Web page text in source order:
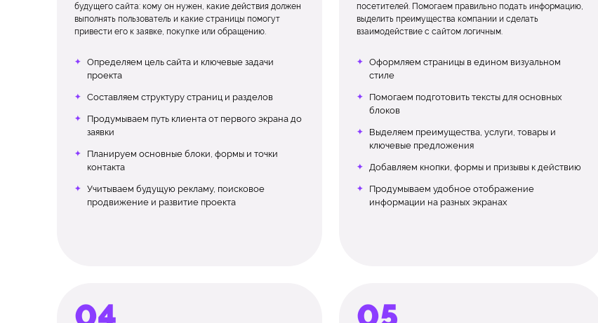
будущего сайта: кому он нужен, какие действия должен
выполнять пользователь и какие страницы помогут
привести его к заявке, покупке или обращению.
Определяем цель сайта и ключевые задачи
проекта
Составляем структуру страниц и разделов
Продумываем путь клиента от первого экрана до
заявки
Планируем основные блоки, формы и точки
контакта
Учитываем будущую рекламу, поисковое
продвижение и развитие проекта
посетителей. Помогаем правильно подать информацию,
выделить преимущества компании и сделать
взаимодействие с сайтом логичным.
Оформляем страницы в едином визуальном
стиле
Помогаем подготовить тексты для основных
блоков
Выделяем преимущества, услуги, товары и
ключевые предложения
Добавляем кнопки, формы и призывы к действию
Продумываем удобное отображение
информации на разных экранах